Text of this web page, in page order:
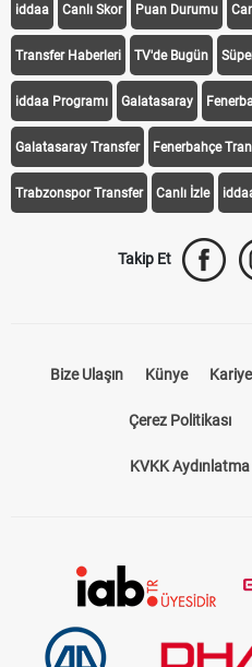
iddaa Canlı Skor Puan Durumu
Transfer Haberleri TV'de Bugün
iddaa Programı Galatasaray
Galatasaray Transfer Fenerbahçe
Trabzonspor Transfer Canlı İzle
Takip Et
Bize Ulaşın Künye
Çerez Politikası
KVKK